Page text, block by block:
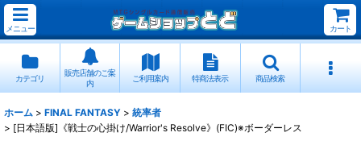
メニュー カート
カテゴリ
販売店舗のご案
内
ご利用案内 特商法表示 商品検索
ホーム > FINAL FANTASY > 統率者
> [日本語版]《戦士の心掛け/Warrior's Resolve》(FIC)※ボーダーレス